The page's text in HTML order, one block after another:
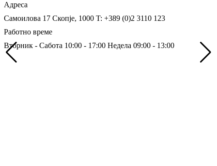
Адреса
Самоилова 17 Скопје, 1000 T: +389 (0)2 3110 123
Работно време
Вторник - Сабота 10:00 - 17:00 Недела 09:00 - 13:00